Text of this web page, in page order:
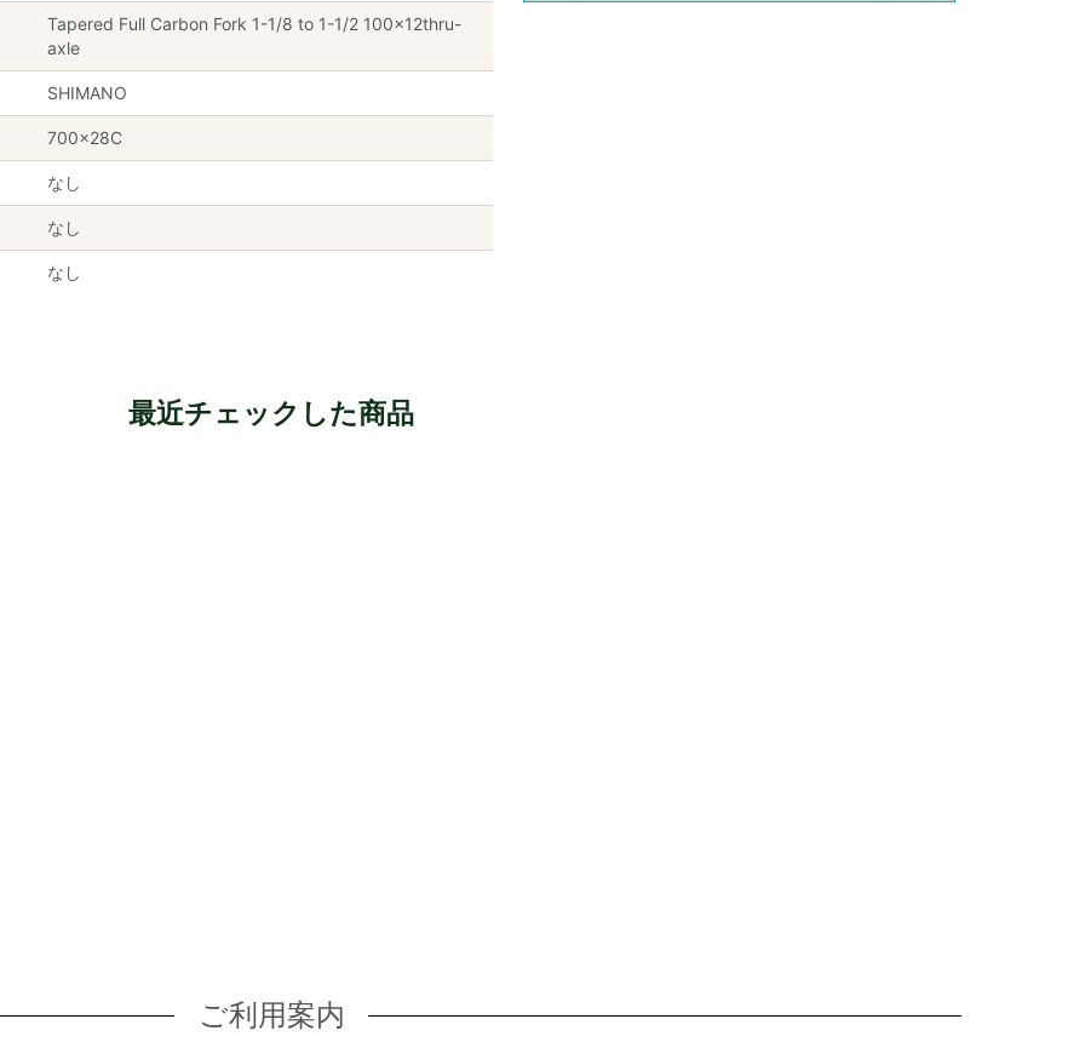
Tapered Full Carbon Fork 1-1/8 to 1-1/2 100x12thru-
axle
SHIMANO
700×28C
なし
なし
なし
最近チェックした商品
ご利用案内